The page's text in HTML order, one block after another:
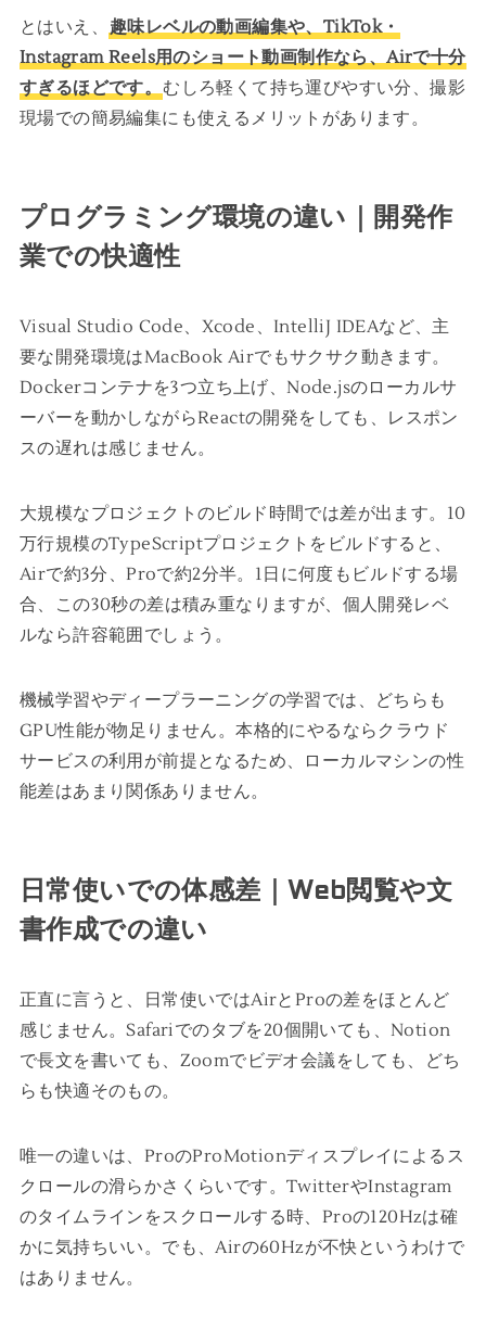
とはいえ、 趣味レベルの動画編集や、TikTok・
Instagram Reels用のショート動画制作なら、Airで十分
すぎるほどです。むしろ軽くて持ち運びやすい分、撮影
現場での簡易編集にも使えるメリットがあります。
プログラミング環境の違い｜開発作
業での快適性
Visual Studio Code、Xcode、IntelliJ IDEAなど、主
要な開発環境はMacBook Airでもサクサク動きます。
Dockerコンテナを3つ立ち上げ、Node.jsのローカルサ
ーバーを動かしながらReactの開発をしても、レスポン
スの遅れは感じません。
大規模なプロジェクトのビルド時間では差が出ます。10
万行規模のTypeScriptプロジェクトをビルドすると、
Airで約3分、Proで約2分半。1日に何度もビルドする場
合、この30秒の差は積み重なりますが、個人開発レベ
ルなら許容範囲でしょう。
機械学習やディープラーニングの学習では、どちらも
GPU性能が物足りません。本格的にやるならクラウド
サービスの利用が前提となるため、ローカルマシンの性
能差はあまり関係ありません。
日常使いでの体感差｜Web閲覧や文
書作成での違い
正直に言うと、日常使いではAirとProの差をほとんど
感じません。Safariでのタブを20個開いても、Notion
で長文を書いても、Zoomでビデオ会議をしても、どち
らも快適そのもの。
唯一の違いは、ProのProMotionディスプレイによるス
クロールの滑らかさくらいです。TwitterやInstagram
のタイムラインをスクロールする時、Proの120Hzは確
かに気持ちいい。でも、Airの60Hzが不快というわけで
はありません。